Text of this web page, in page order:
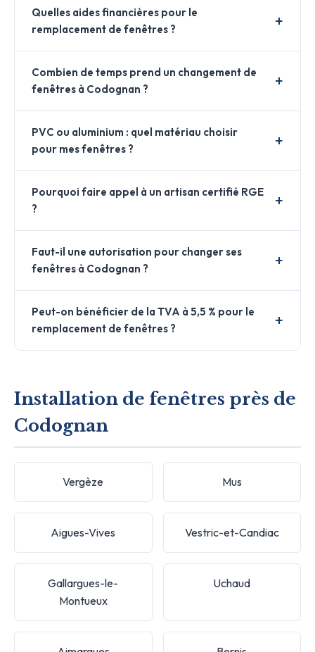
Quelles aides financières pour le
remplacement de fenêtres ?
Combien de temps prend un changement de
fenêtres à Codognan ?
PVC ou aluminium : quel matériau choisir
pour mes fenêtres ?
Pourquoi faire appel à un artisan certifié RGE
?
Faut-il une autorisation pour changer ses
fenêtres à Codognan ?
Peut-on bénéficier de la TVA à 5,5 % pour le
remplacement de fenêtres ?
Installation de fenêtres près de
Codognan
Vergèze Mus
Aigues-Vives Vestric-et-Candiac
Gallargues-le-
Montueux
Uchaud